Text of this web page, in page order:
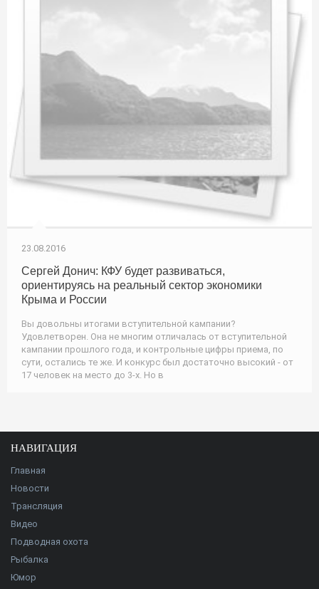
23.08.2016
Сергей Донич: КФУ будет развиваться,
ориентируясь на реальный сектор экономики
Крыма и России
Вы довольны итогами вступительной кампании?
Удовлетворен. Она не многим отличалась от вступительной
кампании прошлого года, и контрольные цифры приема, по
сути, остались те же. И конкурс был достаточно высокий - от
17 человек на место до 3-х. Но в
НАВИГАЦИЯ
Главная
Новости
Трансляция
Видео
Подводная охота
Рыбалка
Юмор